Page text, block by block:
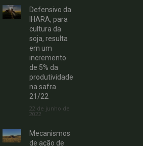
Defensivo da
IHARA, para
cultura da
soja, resulta
em um
incremento
de 5% da
produtividade
na safra
21/22
22 de junho de
2022
Mecanismos
de ação de